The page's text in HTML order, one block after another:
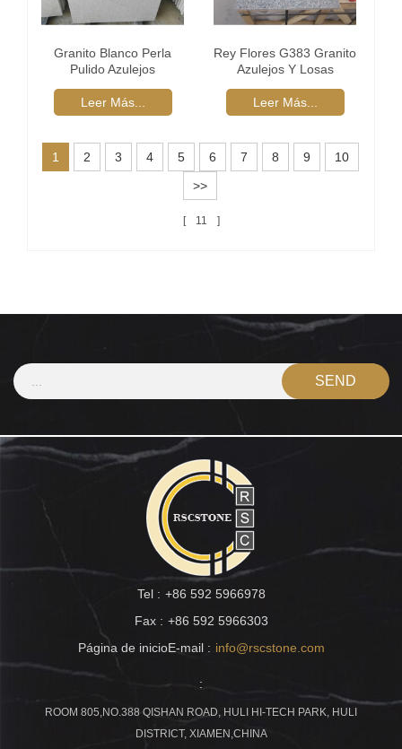
Granito Blanco Perla
Pulido Azulejos
Leer Más...
Rey Flores G383 Granito
Azulejos Y Losas
Leer Más...
1 2 3 4 5 6 7 8 9
10
>>
11
Tel : +86 592 5966978
Fax : +86 592 5966303
Página de inicioE-mail : info@rscstone.com
:
ROOM 805,NO.388 QISHAN ROAD, HULI HI-TECH PARK, HULI
DISTRICT, XIAMEN,CHINA